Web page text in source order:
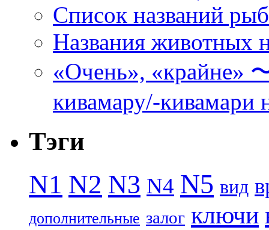
Список названий
Названия животных
«Очень», «крайне»
кивамару/-кивамари
Тэги
N1 N2 N3 N4 N5 вид
дополнительные залог ключи